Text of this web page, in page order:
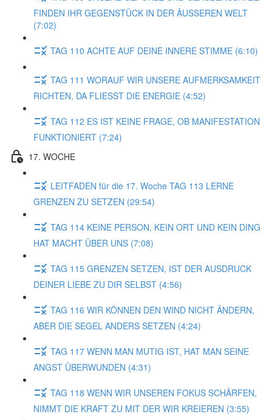
FINDEN IHR GEGENSTÜCK IN DER ÄUSSEREN WELT
(7:02)
TAG 110 ACHTE AUF DEINE INNERE STIMME (6:10)
TAG 111 WORAUF WIR UNSERE AUFMERKSAMKEIT
RICHTEN, DA FLIESST DIE ENERGIE (4:52)
TAG 112 ES IST KEINE FRAGE, OB MANIFESTATION
FUNKTIONIERT (7:24)
17. WOCHE
LEITFADEN für die 17. Woche TAG 113 LERNE
GRENZEN ZU SETZEN (29:54)
TAG 114 KEINE PERSON, KEIN ORT UND KEIN DING
HAT MACHT ÜBER UNS (7:08)
TAG 115 GRENZEN SETZEN, IST DER AUSDRUCK
DEINER LIEBE ZU DIR SELBST (4:56)
TAG 116 WIR KÖNNEN DEN WIND NICHT ÄNDERN,
ABER DIE SEGEL ANDERS SETZEN (4:24)
TAG 117 WENN MAN MUTIG IST, HAT MAN SEINE
ANGST ÜBERWUNDEN (4:31)
TAG 118 WENN WIR UNSEREN FOKUS SCHÄRFEN,
NIMMT DIE KRAFT ZU MIT DER WIR KREIEREN (3:55)